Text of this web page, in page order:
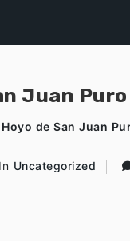
Juan Puro
de San Juan
In Uncategorized